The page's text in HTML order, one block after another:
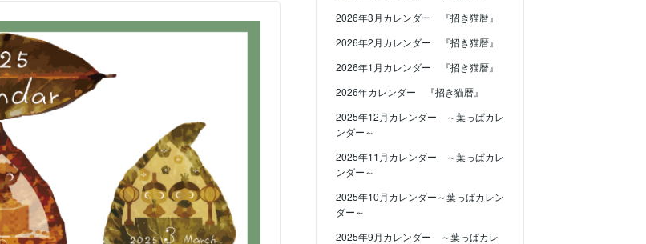
2026年3月カレンダー 『招き猫暦』
2026年2月カレンダー 『招き猫暦』
2026年1月カレンダー 『招き猫暦』
2026年カレンダー 『招き猫暦』
2025年12月カレンダー ～葉っぱカレ
ンダー～
2025年11月カレンダー ～葉っぱカレ
ンダー～
2025年10月カレンダー～葉っぱカレン
ダー～
2025年9月カレンダー ～葉っぱカレ